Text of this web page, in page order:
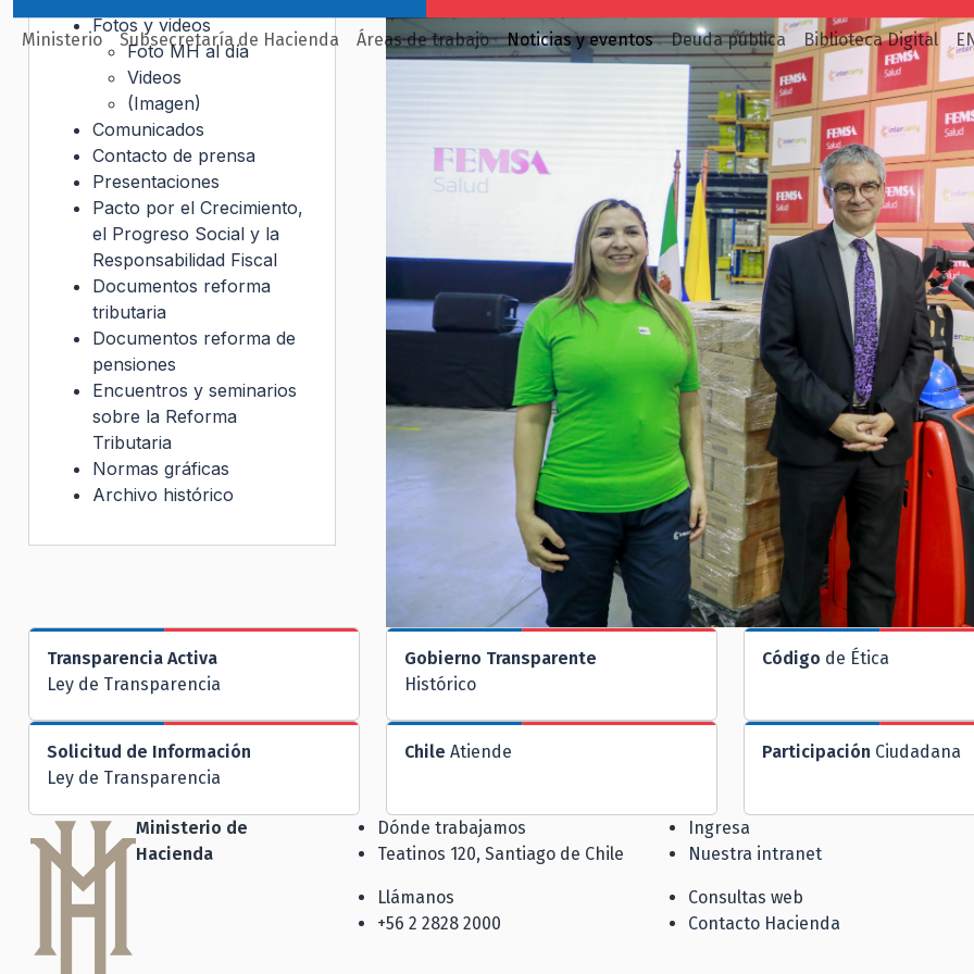
Ministerio Subsecretaría de Hacienda Áreas de trabajo Noticias y eventos Deuda pública Biblioteca Digital
Fotos y videos
Foto MH al día
Videos
(Imagen)
Comunicados
Contacto de prensa
Presentaciones
Pacto por el Crecimiento,
el Progreso Social y la
Responsabilidad Fiscal
Documentos reforma
tributaria
Documentos reforma de
pensiones
Encuentros y seminarios
sobre la Reforma
Tributaria
Normas gráficas
Archivo histórico
Transparencia Activa
Ley de Transparencia
Gobierno Transparente
Histórico
Código de Ética
Solicitud de Información
Ley de Transparencia
Chile Atiende Participación Ciudadana
Ministerio de
Hacienda
Dónde trabajamos
Teatinos 120, Santiago de Chile
Llámanos
+56 2 2828 2000
Ingresa
Nuestra intranet
Consultas web
Contacto Hacienda